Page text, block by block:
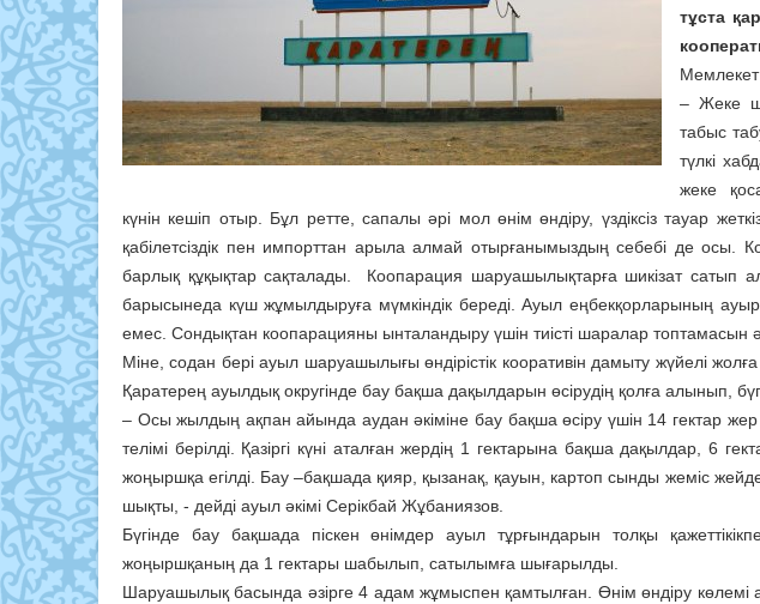
тұста
– Жеке
табыс
түлкі
жеке
күнін кешіп отыр. Бұл ретте, сапалы әрі мол өнім өндіру, үздіксіз тауар
қабілетсіздік пен импорттан арыла алмай отырғанымыздың себебі де осы.
барлық құқықтар сақталады. Коопарация шаруашылықтарға шикізат сатып
барысынеда күш жұмылдыруға мүмкіндік береді. Ауыл еңбекқорларының
емес. Сондықтан коопарацияны ынталандыру үшін тиісті шаралар топтамасын
Міне, содан бері ауыл шаруашылығы өндірістік кооративін дамыту жүйелі
Қаратерең ауылдық округінде бау бақша дақылдарын өсірудің қолға алынып,
– Осы жылдың ақпан айында аудан әкіміне бау бақша өсіру үшін 14 гектар
телімі берілді. Қазіргі күні аталған жердің 1 гектарына бақша дақылдар, 6
жоңыршқа егілді. Бау –бақшада қияр, қызанақ, қауын, картоп сынды жеміс
шықты, - дейді ауыл әкімі Серікбай Жұбаниязов.
Бүгінде бау бақшада піскен өнімдер ауыл тұрғындарын толқы
жоңыршқаның да 1 гектары шабылып, сатылымға шығарылды.
Шаруашылық басында әзірге 4 адам жұмыспен қамтылған. Өнім өндіру